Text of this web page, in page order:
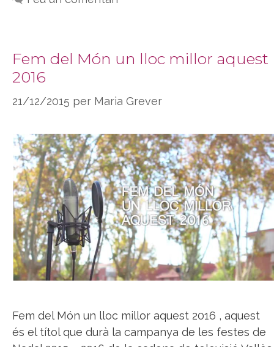
Fem del Món un lloc millor aquest
2016
21/12/2015 per Maria Grever
Fem del Món un lloc millor aquest 2016 , aquest
és el títol que durà la campanya de les festes de